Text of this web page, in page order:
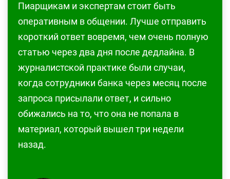
Пиарщикам и экспертам стоит быть
оперативным в общении. Лучше отправить
короткий ответ вовремя, чем очень полную
статью через два дня после дедлайна. В
журналистской практике были случаи,
когда сотрудники банка через месяц после
запроса присылали ответ, и сильно
обижались на то, что она не попала в
материал, который вышел три недели
назад.